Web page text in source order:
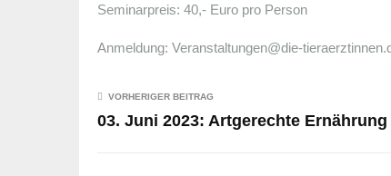
Seminarpreis: 40,- Euro pro Person
Anmeldung: Veranstaltungen@die-
VORHERIGER BEITRAG
03. Juni 2023: Artgerechte